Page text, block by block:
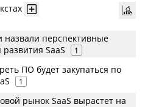
назвали перспективные
SaaS
1
ПО будет закупаться по
1
рынок SaaS вырастет на